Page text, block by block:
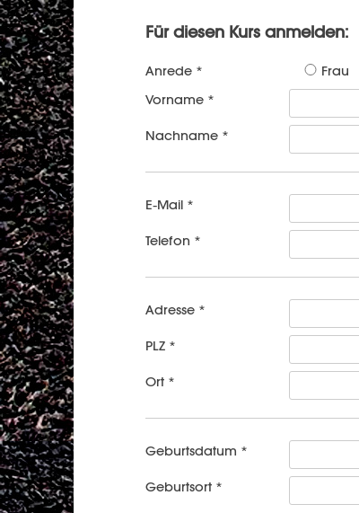
Für diesen Kurs anmelden:
Anrede * Frau
Vorname *
Nachname *
E-Mail *
Telefon *
Adresse *
PLZ *
Ort *
Geburtsdatum *
Geburtsort *